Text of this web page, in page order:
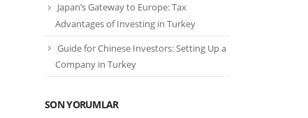
Japan’s Gateway to Europe: Tax
Advantages of Investing in Turkey
Guide for Chinese Investors: Setting Up a
Company in Turkey
SON YORUMLAR